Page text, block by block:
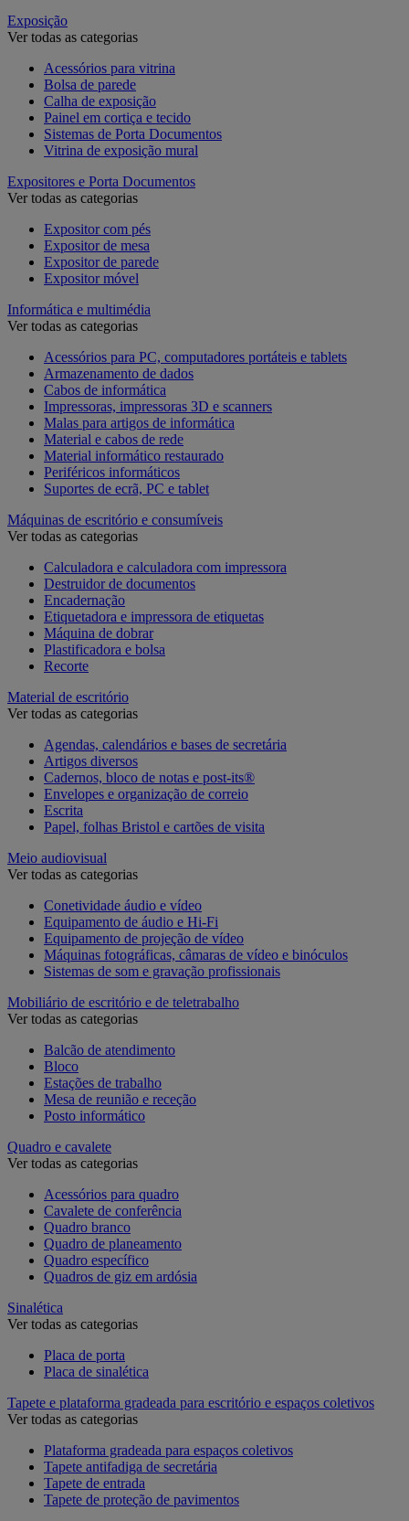
Exposição
Ver todas as categorias
Acessórios para vitrina
Bolsa de parede
Calha de exposição
Painel em cortiça e tecido
Sistemas de Porta Documentos
Vitrina de exposição mural
Expositores e Porta Documentos
Ver todas as categorias
Expositor com pés
Expositor de mesa
Expositor de parede
Expositor móvel
Informática e multimédia
Ver todas as categorias
Acessórios para PC, computadores portáteis e tablets
Armazenamento de dados
Cabos de informática
Impressoras, impressoras 3D e scanners
Malas para artigos de informática
Material e cabos de rede
Material informático restaurado
Periféricos informáticos
Suportes de ecrã, PC e tablet
Máquinas de escritório e consumíveis
Ver todas as categorias
Calculadora e calculadora com impressora
Destruidor de documentos
Encadernação
Etiquetadora e impressora de etiquetas
Máquina de dobrar
Plastificadora e bolsa
Recorte
Material de escritório
Ver todas as categorias
Agendas, calendários e bases de secretária
Artigos diversos
Cadernos, bloco de notas e post-its®
Envelopes e organização de correio
Escrita
Papel, folhas Bristol e cartões de visita
Meio audiovisual
Ver todas as categorias
Conetividade áudio e vídeo
Equipamento de áudio e Hi-Fi
Equipamento de projeção de vídeo
Máquinas fotográficas, câmaras de vídeo e binóculos
Sistemas de som e gravação profissionais
Mobiliário de escritório e de teletrabalho
Ver todas as categorias
Balcão de atendimento
Bloco
Estações de trabalho
Mesa de reunião e receção
Posto informático
Quadro e cavalete
Ver todas as categorias
Acessórios para quadro
Cavalete de conferência
Quadro branco
Quadro de planeamento
Quadro específico
Quadros de giz em ardósia
Sinalética
Ver todas as categorias
Placa de porta
Placa de sinalética
Tapete e plataforma gradeada para escritório e espaços coletivos
Ver todas as categorias
Plataforma gradeada para espaços coletivos
Tapete antifadiga de secretária
Tapete de entrada
Tapete de proteção de pavimentos